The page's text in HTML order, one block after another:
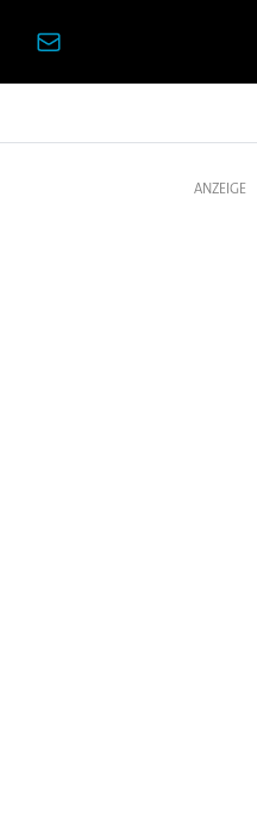
ANZEIGE